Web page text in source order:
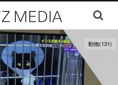
動物(131)